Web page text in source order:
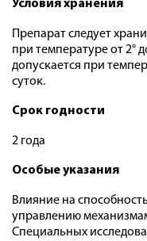
Условия хранения
Препарат следует
при температуре от 2°
допускается при
суток.
Срок годности
2 года
Особые указания
Влияние на
управлению
Специальных